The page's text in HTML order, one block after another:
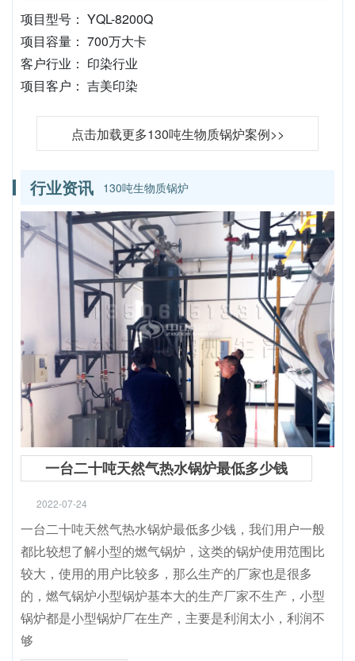
项目型号： YQL-8200Q
项目容量： 700万大卡
客户行业： 印染行业
项目客户： 吉美印染
点击加载更多130吨生物质锅炉案例>>
行业资讯 130吨生物质锅炉
一台二十吨天然气热水锅炉最低多少钱
2022-07-24
一台二十吨天然气热水锅炉最低多少钱，我们用户一般
都比较想了解小型的燃气锅炉，这类的锅炉使用范围比
较大，使用的用户比较多，那么生产的厂家也是很多
的，燃气锅炉小型锅炉基本大的生产厂家不生产，小型
锅炉都是小型锅炉厂在生产，主要是利润太小，利润不
够